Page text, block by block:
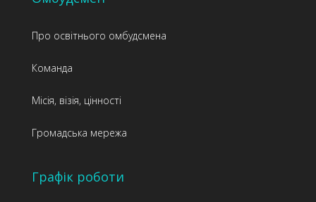
Про освітнього омбудсмена
Команда
Місія, візія, цінності
Громадська мережа
Графік роботи